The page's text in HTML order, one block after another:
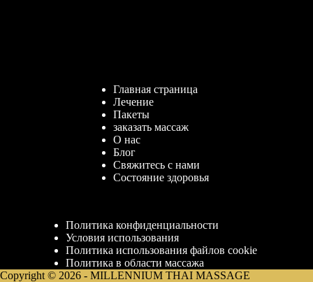
Главная страница
Лечение
Пакеты
заказать массаж
О нас
Блог
Свяжитесь с нами
Состояние здоровья
Политика конфиденциальности
Условия использования
Политика использования файлов cookie
Политика в области массажа
Copyright © 2026 - MILLENNIUM THAI MASSAGE